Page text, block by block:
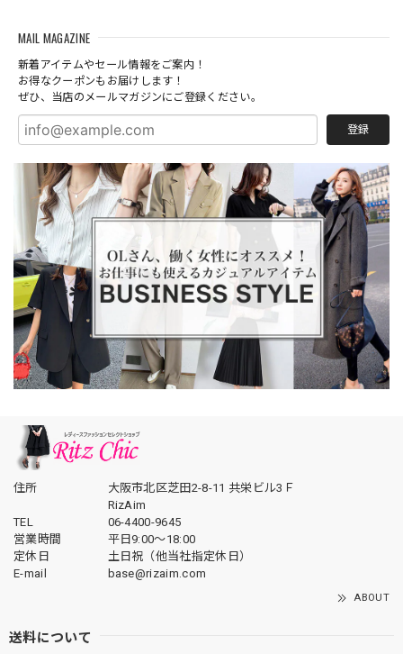
MAIL MAGAZINE
新着アイテムやセール情報をご案内！
お得なクーポンもお届けします！
ぜひ、当店のメールマガジンにご登録ください。
登録
住所
大阪市北区芝田2-8-11 共栄ビル3Ｆ
RizAim
TEL
06-4400-9645
営業時間
平日9:00～18:00
定休日
土日祝（他当社指定休日）
E-mail
base@rizaim.com
ABOUT
送料について